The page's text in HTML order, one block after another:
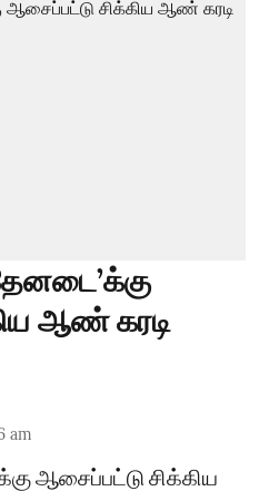
ஆண் கரடி
am
ஆசைப்பட்டு சிக்கிய